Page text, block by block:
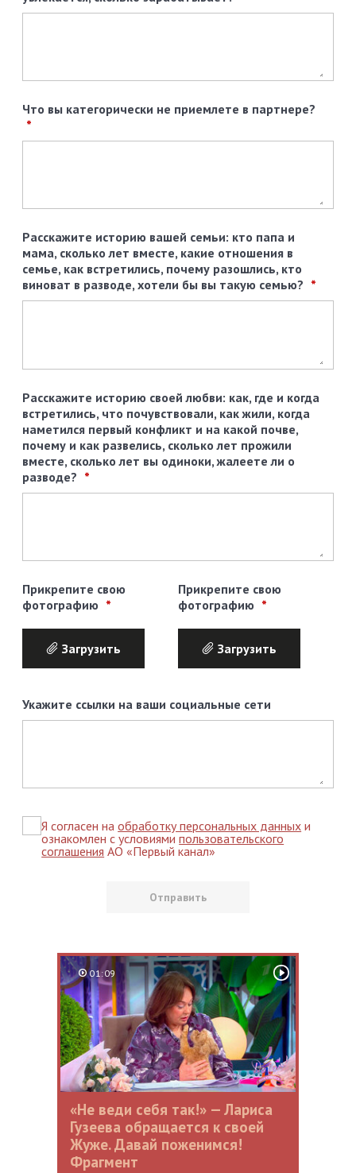
Что вы категорически не приемлете в партнере?
Расскажите историю вашей семьи: кто папа и
мама, сколько лет вместе, какие отношения в
семье, как встретились, почему разошлись, кто
виноват в разводе, хотели бы вы такую семью?
Расскажите историю своей любви: как, где и когда
встретились, что почувствовали, как жили, когда
наметился первый конфликт и на какой почве,
почему и как развелись, сколько лет прожили
вместе, сколько лет вы одиноки, жалеете ли о
разводе?
Прикрепите свою
фотографию
Загрузить
Прикрепите свою
фотографию
Загрузить
Укажите ссылки на ваши социальные сети
Я согласен наобработку персональных данных и
ознакомлен с условиямипользовательского
соглашения АО «Первый канал»
01:09
«Не веди себя так!» — Лариса
Гузеева обращается к своей
Жуже. Давай поженимся!
Фрагмент